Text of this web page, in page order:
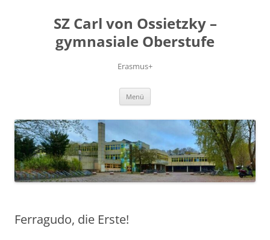
SZ Carl von Ossietzky –
gymnasiale Oberstufe
Erasmus+
Menü
Ferragudo, die Erste!